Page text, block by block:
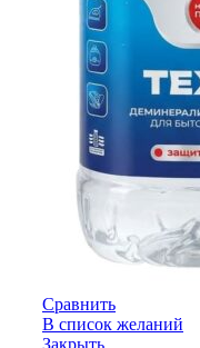
Сравнить
В список желаний
Закрыть